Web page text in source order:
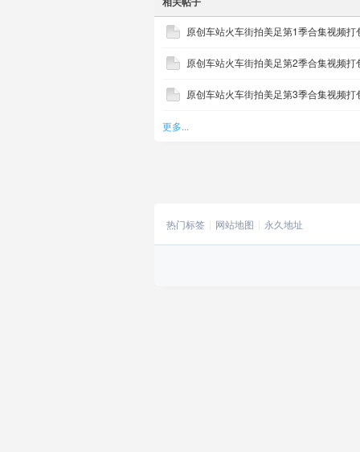
原创车站火车街拍美足第1季合集视频
原创车站火车街拍美足第2季合集视频
原创车站火车街拍美足第3季合集视频
更多...
热门标签 网站地图 永久地址